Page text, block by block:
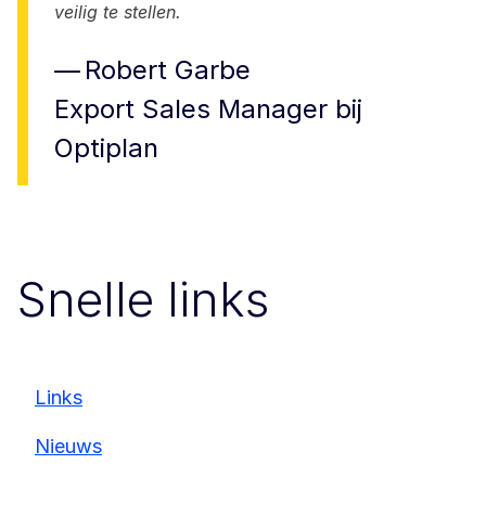
veilig te stellen.
Robert Garbe
Export Sales Manager bij
Optiplan
Snelle links
Links
Nieuws